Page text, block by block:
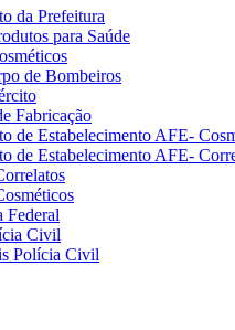
da Prefeitura
para Saúde
de Bombeiros
Fabricação
de Estabelecimento AFE-
de Estabelecimento AFE-
Federal
Civil
Polícia Civil